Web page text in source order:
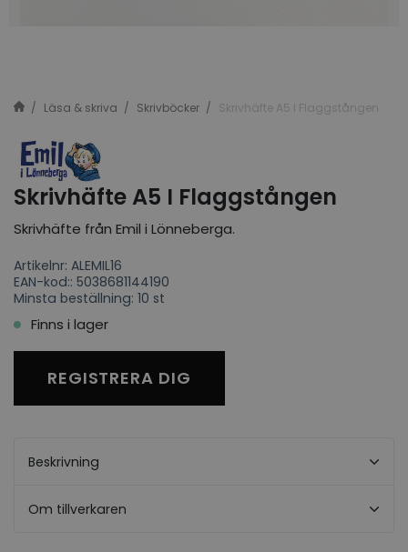
Läsa & skriva Skrivböcker Skrivhäfte A5 I Flaggstången
Skrivhäfte A5 I Flaggstången
Skrivhäfte från Emil i Lönneberga.
Artikelnr: ALEMIL16
EAN-kod:: 5038681144190
Minsta beställning: 10 st
Finns i lager
REGISTRERA DIG
Beskrivning
Om tillverkaren